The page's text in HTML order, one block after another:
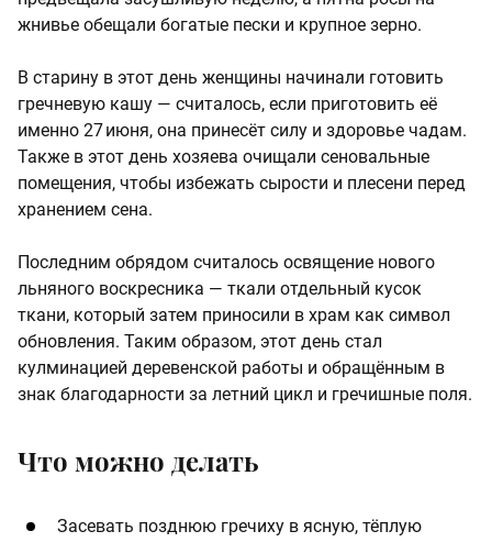
жнивье обещали богатые пески и крупное зерно.
В старину в этот день женщины начинали готовить
гречневую кашу — считалось, если приготовить её
именно 27 июня, она принесёт силу и здоровье чадам.
Также в этот день хозяева очищали сеновальные
помещения, чтобы избежать сырости и плесени перед
хранением сена.
Последним обрядом считалось освящение нового
льняного воскресника — ткали отдельный кусок
ткани, который затем приносили в храм как символ
обновления. Таким образом, этот день стал
кулминацией деревенской работы и обращённым в
знак благодарности за летний цикл и гречишные поля.
Что можно делать
Засевать позднюю гречиху в ясную, тёплую